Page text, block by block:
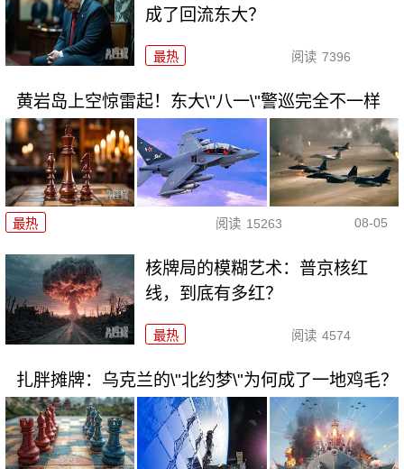
成了回流东大？
最热 阅读 7396
黄岩岛上空惊雷起！东大\"八一\"警巡完全不一样
最热 阅读 15263 08-05
核牌局的模糊艺术：普京核红
线，到底有多红？
最热 阅读 4574
扎胖摊牌：乌克兰的\"北约梦\"为何成了一地鸡毛？